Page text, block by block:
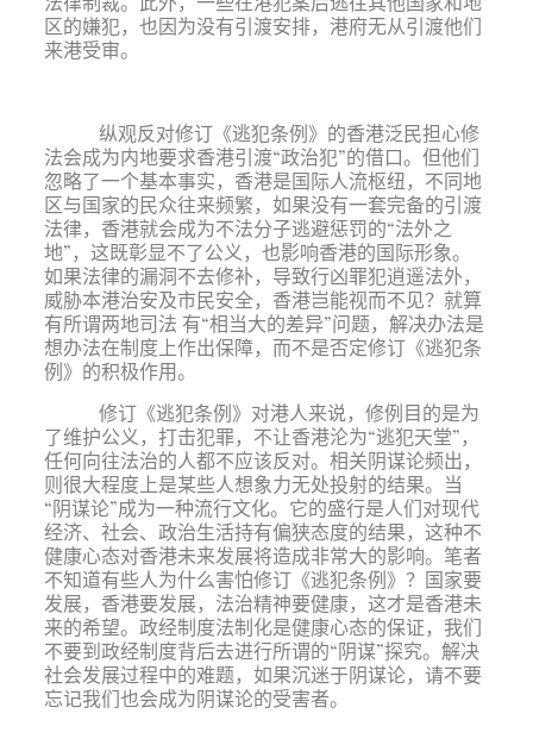
区的嫌犯，也因为没有引渡安排，港府无从引渡他们
来港受审。
纵观反对修订《逃犯条例》的香港泛民担心修
法会成为内地要求香港引渡“政治犯”的借口。但他们
忽略了一个基本事实，香港是国际人流枢纽，不同地
区与国家的民众往来频繁，如果没有一套完备的引渡
法律，香港就会成为不法分子逃避惩罚的“法外之
地”，这既彰显不了公义，也影响香港的国际形象。
如果法律的漏洞不去修补，导致行凶罪犯逍遥法外，
威胁本港治安及市民安全，香港岂能视而不见？就算
有所谓两地司法 有“相当大的差异”问题，解决办法是
想办法在制度上作出保障，而不是否定修订《逃犯条
例》的积极作用。
修订《逃犯条例》对港人来说，修例目的是为
了维护公义，打击犯罪，不让香港沦为“逃犯天堂”，
任何向往法治的人都不应该反对。相关阴谋论频出，
则很大程度上是某些人想象力无处投射的结果。当
“阴谋论”成为一种流行文化。它的盛行是人们对现代
经济、社会、政治生活持有偏狭态度的结果，这种不
健康心态对香港未来发展将造成非常大的影响。笔者
不知道有些人为什么害怕修订《逃犯条例》？国家要
发展，香港要发展，法治精神要健康，这才是香港未
来的希望。政经制度法制化是健康心态的保证，我们
不要到政经制度背后去进行所谓的“阴谋”探究。解决
社会发展过程中的难题，如果沉迷于阴谋论，请不要
忘记我们也会成为阴谋论的受害者。